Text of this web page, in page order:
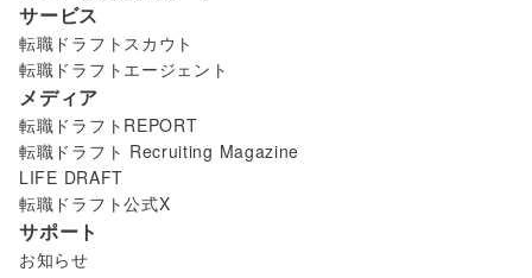
サービス
転職ドラフトスカウト
転職ドラフトエージェント
メディア
転職ドラフトREPORT
転職ドラフト Recruiting Magazine
LIFE DRAFT
転職ドラフト公式X
サポート
お知らせ